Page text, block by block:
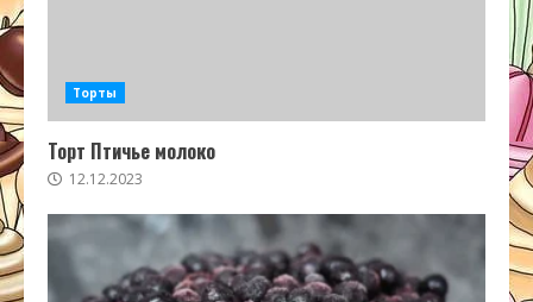
Торты
Торт Птичье молоко
12.12.2023